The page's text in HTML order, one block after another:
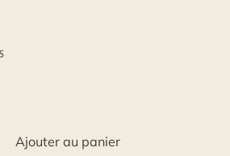
Ajouter au panier